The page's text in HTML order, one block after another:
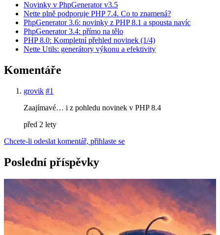
Novinky v PhpGenerator v3.5
Nette plně podporuje PHP 7.4. Co to znamená?
PhpGenerator 3.6: novinky z PHP 8.1 a spousta navíc
PhpGenerator 3.4: přímo na tělo
PHP 8.0: Kompletní přehled novinek (1/4)
Nette Utils: generátory výkonu a efektivity
Komentáře
grovik #1
Zaajímavé… i z pohledu novinek v PHP 8.4
před 2 lety
Chcete-li odeslat komentář, přihlaste se
Poslední příspěvky